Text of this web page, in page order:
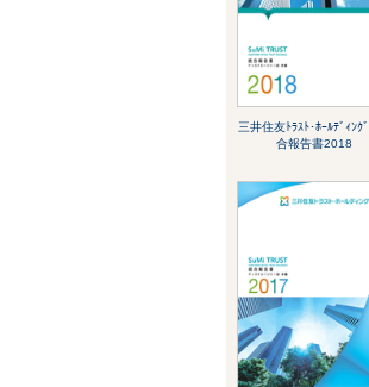
三井住友ﾄﾗｽﾄ･ﾎｰﾙﾃﾞｨﾝｸ
合報告書2018